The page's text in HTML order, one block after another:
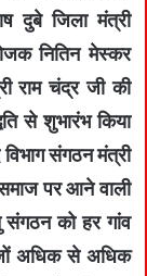
दुबे जिला मंत्री
नितिन मेस्कर
राम चंद्र जी की
से शुभारंभ किया
संगठन मंत्री
पर आने वाली
संगठन को हर गांव
अधिक से अधिक